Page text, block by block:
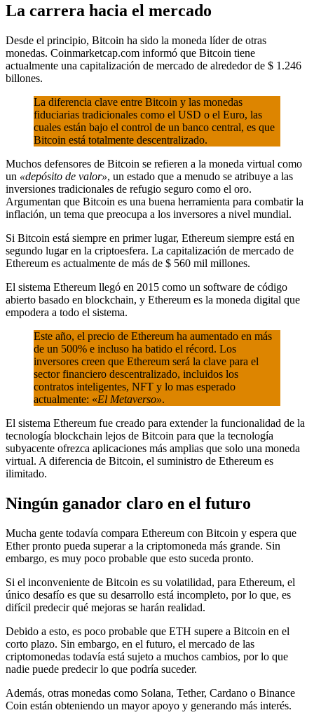
La carrera hacia el mercado
Desde el principio, Bitcoin ha sido la moneda líder de otras
monedas. Coinmarketcap.com informó que Bitcoin tiene
actualmente una capitalización de mercado de alrededor de $ 1.246
billones.
La diferencia clave entre Bitcoin y las monedas
fiduciarias tradicionales como el USD o el Euro, las
cuales están bajo el control de un banco central, es que
Bitcoin está totalmente descentralizado.
Muchos defensores de Bitcoin se refieren a la moneda virtual como
un «depósito de valor», un estado que a menudo se atribuye a las
inversiones tradicionales de refugio seguro como el oro.
Argumentan que Bitcoin es una buena herramienta para combatir la
inflación, un tema que preocupa a los inversores a nivel mundial.
Si Bitcoin está siempre en primer lugar, Ethereum siempre está en
segundo lugar en la criptoesfera. La capitalización de mercado de
Ethereum es actualmente de más de $ 560 mil millones.
El sistema Ethereum llegó en 2015 como un software de código
abierto basado en blockchain, y Ethereum es la moneda digital que
empodera a todo el sistema.
Este año, el precio de Ethereum ha aumentado en más
de un 500% e incluso ha batido el récord. Los
inversores creen que Ethereum será la clave para el
sector financiero descentralizado, incluidos los
contratos inteligentes, NFT y lo mas esperado
actualmente: «El Metaverso».
El sistema Ethereum fue creado para extender la funcionalidad de la
tecnología blockchain lejos de Bitcoin para que la tecnología
subyacente ofrezca aplicaciones más amplias que solo una moneda
virtual. A diferencia de Bitcoin, el suministro de Ethereum es
ilimitado.
Ningún ganador claro en el futuro
Mucha gente todavía compara Ethereum con Bitcoin y espera que
Ether pronto pueda superar a la criptomoneda más grande. Sin
embargo, es muy poco probable que esto suceda pronto.
Si el inconveniente de Bitcoin es su volatilidad, para Ethereum, el
único desafío es que su desarrollo está incompleto, por lo que, es
difícil predecir qué mejoras se harán realidad.
Debido a esto, es poco probable que ETH supere a Bitcoin en el
corto plazo. Sin embargo, en el futuro, el mercado de las
criptomonedas todavía está sujeto a muchos cambios, por lo que
nadie puede predecir lo que podría suceder.
Además, otras monedas como Solana, Tether, Cardano o Binance
Coin están obteniendo un mayor apoyo y generando más interés.